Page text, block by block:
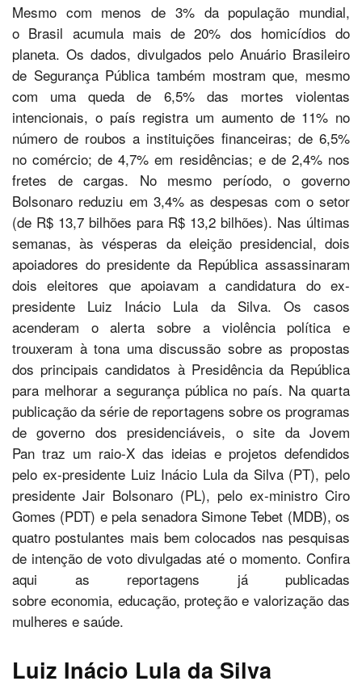
Mesmo com menos de 3% da população mundial,
o Brasil acumula mais de 20% dos homicídios do
planeta. Os dados, divulgados pelo Anuário Brasileiro
de Segurança Pública também mostram que, mesmo
com uma queda de 6,5% das mortes violentas
intencionais, o país registra um aumento de 11% no
número de roubos a instituições financeiras; de 6,5%
no comércio; de 4,7% em residências; e de 2,4% nos
fretes de cargas. No mesmo período, o governo
Bolsonaro reduziu em 3,4% as despesas com o setor
(de R$ 13,7 bilhões para R$ 13,2 bilhões). Nas últimas
semanas, às vésperas da eleição presidencial, dois
apoiadores do presidente da República assassinaram
dois eleitores que apoiavam a candidatura do ex-
presidente Luiz Inácio Lula da Silva. Os casos
acenderam o alerta sobre a violência política e
trouxeram à tona uma discussão sobre as propostas
dos principais candidatos à Presidência da República
para melhorar a segurança pública no país. Na quarta
publicação da série de reportagens sobre os programas
de governo dos presidenciáveis, o site da Jovem
Pan traz um raio-X das ideias e projetos defendidos
pelo ex-presidente Luiz Inácio Lula da Silva (PT), pelo
presidente Jair Bolsonaro (PL), pelo ex-ministro Ciro
Gomes (PDT) e pela senadora Simone Tebet (MDB), os
quatro postulantes mais bem colocados nas pesquisas
de intenção de voto divulgadas até o momento. Confira
aqui as reportagens já publicadas
sobre economia, educação, proteção e valorização das
mulheres e saúde.
Luiz Inácio Lula da Silva